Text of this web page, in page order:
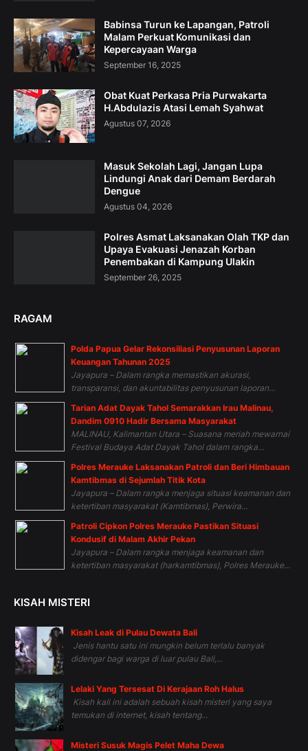
Babinsa Turun ke Lapangan, Patroli
Malam Perkuat Komunikasi dan
Kepercayaan Warga
September 16, 2025
Obat Kuat Perkasa Pria Purwakarta
H.Abdulazis Atasi Lemah Syahwat
Agustus 07, 2026
Masuk Sekolah Lagi, Jangan Lupa
Lindungi Anak dari Demam Berdarah
Dengue
Agustus 04, 2026
Polres Asmat Laksanakan Olah TKP dan
Upaya Evakuasi Jenazah Korban
Penembakan di Kampung Ulakin
September 26, 2025
RAGAM
Polda Papua Gelar Rekonsiliasi Penyusunan Laporan
Keuangan Tahunan 2025
Jayapura – Dalam rangka memastikan akurasi,
transparansi, dan akuntabilitas penyusunan laporan...
Tarian Adat Dayak Tahol Semarakkan Irau Malinau,
Dandim 0910 Hadir Bersama Masyarakat
MALINAU, Kalimantan Utara – Suasana meriah mewarnai
Festival Budaya Adat Dayak Tahol dalam rangka...
Polres Merauke Laksanakan Patroli dan Beri Himbauan
Kamtibmas di Sejumlah Titik Kota
Jayapura – Dalam rangka menjaga situasi keamanan dan
ketertiban masyarakat (Kamtibmas), Perwira...
Patroli Cipkon Polres Merauke Pastikan Situasi
Kondusif di Malam Akhir Pekan
Jayapura – Dalam rangka menjaga keamanan dan
ketertiban masyarakat (harkamtibmas), Polres Merauke...
KISAH MISTERI
Kisah Leak di Pulau Dewata Bali
Jenis hantu satu ini mungkin belum terlalu banyak
didengar bagi warga di luar pulau Bali,...
Lelaki Yang Tersesat Di Kerajaan Roh Halus
Kisah kali ini adalah sebuah kisah misteri yang saya
temukan di internet, kisah tentang...
Misteri Susuk Magis Pelet Maha Dewa